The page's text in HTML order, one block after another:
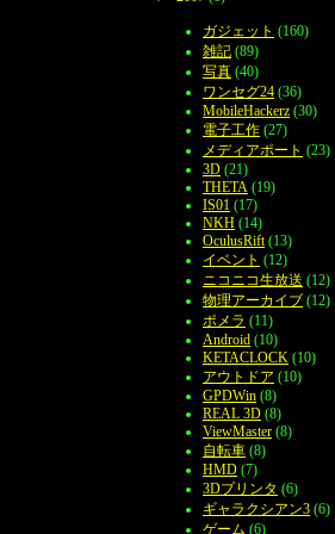
ガジェット (160)
雑記 (89)
写真 (40)
ワンセグ24 (36)
MobileHackerz (30)
電子工作 (27)
メディアポート (23)
3D (21)
THETA (19)
IS01 (17)
NKH (14)
OculusRift (13)
イベント (12)
ニコニコ生放送 (12)
物理アーカイブ (12)
ポメラ (11)
Android (10)
KETACLOCK (10)
アウトドア (10)
GPDWin (8)
REAL 3D (8)
ViewMaster (8)
自転車 (8)
HMD (7)
3Dプリンタ (6)
ギャラクシアン3 (6)
ゲーム (6)